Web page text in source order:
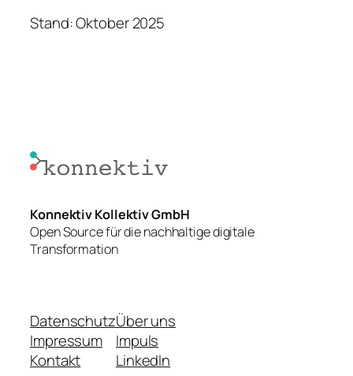
Stand: Oktober 2025
Konnektiv Kollektiv GmbH
Open Source für die nachhaltige digitale
Transformation
Datenschutz
Impressum
Kontakt
Über uns
Impuls
LinkedIn